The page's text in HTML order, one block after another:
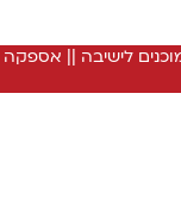
לישיבה || אספקה